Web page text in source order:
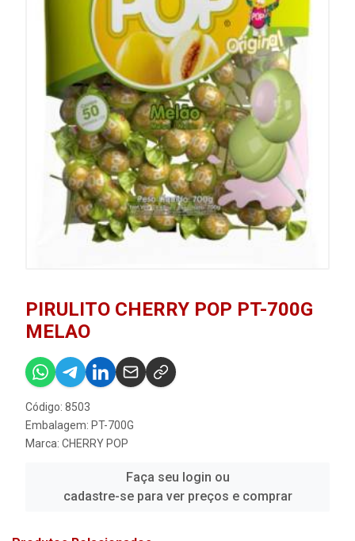
PIRULITO CHERRY POP PT-700G
MELAO
Código: 8503
Embalagem: PT-700G
Marca: CHERRY POP
Faça seu login ou
cadastre-se para ver preços e comprar